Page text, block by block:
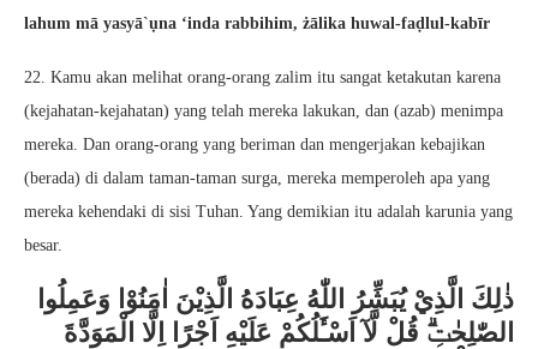
lahum mā yasyā`ụna ‘inda rabbihim, żālika huwal-faḍlul-kabīr
22. Kamu akan melihat orang-orang zalim itu sangat ketakutan karena
(kejahatan-kejahatan) yang telah mereka lakukan, dan (azab) menimpa
mereka. Dan orang-orang yang beriman dan mengerjakan kebajikan
(berada) di dalam taman-taman surga, mereka memperoleh apa yang
mereka kehendaki di sisi Tuhan. Yang demikian itu adalah karunia yang
besar.
ذٰلِكَ الَّذِيْ يُبَشِّرُ اللّٰهُ عِبَادَهُ الَّذِيْنَ اٰمَنُوْا وَعَمِلُوا
الصّٰلِحٰتِۗ قُلْ لَّآ اَسْـَٔلُكُمْ عَلَيْهِ اَجْرًا اِلَّا الْمَوَدَّةَ